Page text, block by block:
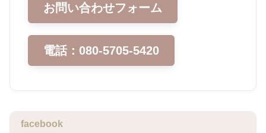
お問い合わせフォーム
電話：080-5705-5420
facebook